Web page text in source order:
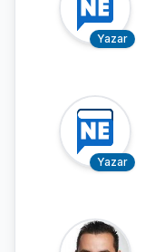
Yazar
Yazar